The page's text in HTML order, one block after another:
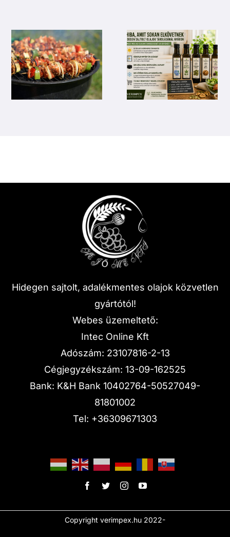
Hidegen sajtolt, adalékmentes olajok közvetlen
gyártótól!
Webes üzemeltető:
Intec Online Kft
Adószám: 23107816-2-13
Cégjegyzékszám: 13-09-162525
Bank: K&H Bank 10402764-50527049-
81801002
Tel: +36309671303
Copyright verimpex.hu 2022-